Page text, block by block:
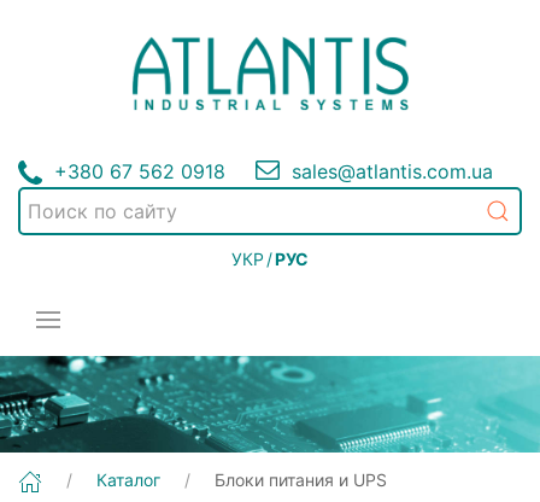
+380 67 562 0918 sales@atlantis.com.ua
УКР /РУС
Каталог Блоки питания и UPS